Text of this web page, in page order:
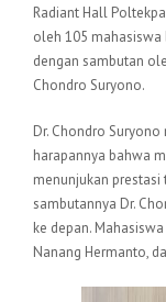
Radiant Hall
oleh 105 mahasiswa
dengan sambutan
Chondro Suryono.
Dr. Chondro
harapannya bahwa
menunjukan
sambutannya Dr.
ke depan.
Nanang Hermanto,